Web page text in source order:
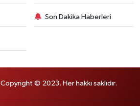
Son Dakika Haberleri
Copyright © 2023. Her hakkı saklıdır.